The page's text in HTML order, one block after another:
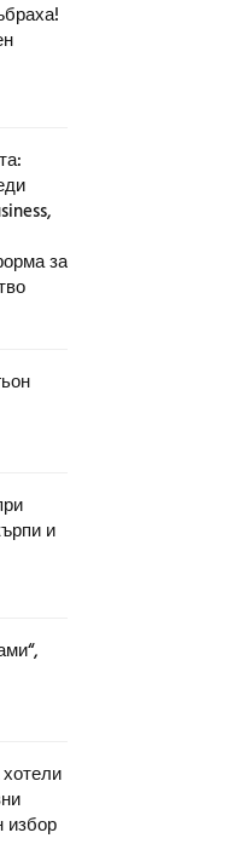
за
и
избор